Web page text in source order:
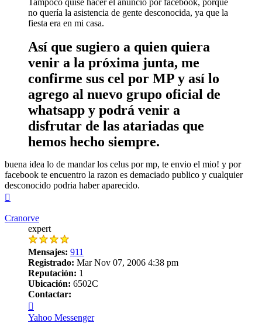
no quería la asistencia de gente desconocida, ya que la
fiesta era en mi casa.
Así que sugiero a quien quiera
venir a la próxima junta, me
confirme sus cel por MP y así lo
agrego al nuevo grupo oficial de
whatsapp y podrá venir a
disfrutar de las atariadas que
hemos hecho siempre.
buena idea lo de mandar los celus por mp, te envio el mio! y por
facebook te encuentro la razon es demaciado publico y cualquier
desconocido podria haber aparecido.
Cranorve
expert
Mensajes: 911
Registrado: Mar Nov 07, 2006 4:38 pm
Reputación: 1
Ubicación: 6502C
Contactar:
Cranorve
Yahoo Messenger